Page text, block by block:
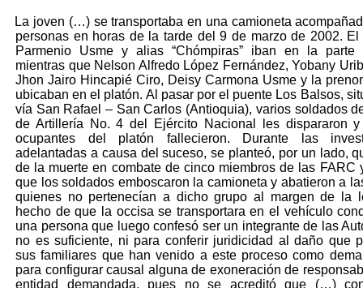
La joven (…) se transportaba en una camioneta
personas en horas de la tarde del 9 de marzo de 2002. El
Parmenio Usme y alias “Chómpiras” iban en la parte
mientras que Nelson Alfredo López Fernández, Yobany
Jhon Jairo Hincapié Ciro, Deisy Carmona Usme y la
ubicaban en el platón. Al pasar por el puente Los Balsos,
vía San Rafael – San Carlos (Antioquia), varios soldados
de Artillería No. 4 del Ejército Nacional les dispararon
ocupantes del platón fallecieron. Durante las
adelantadas a causa del suceso, se planteó, por un lado,
de la muerte en combate de cinco miembros de las FARC
que los soldados emboscaron la camioneta y abatieron a
quienes no pertenecían a dicho grupo al margen de
hecho de que la occisa se transportara en el vehículo
una persona que luego confesó ser un integrante de las
no es suficiente, ni para conferir juridicidad al daño que
sus familiares que han venido a este proceso como
para configurar causal alguna de exoneración de
entidad demandada, pues no se acreditó que (…)